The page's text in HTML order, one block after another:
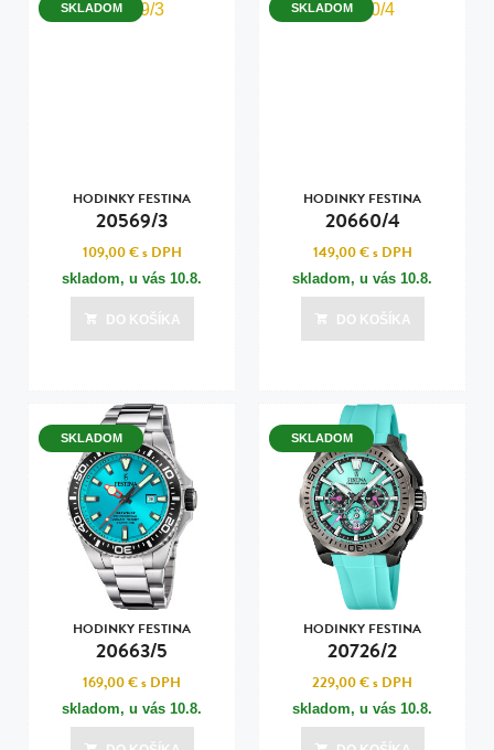
SKLADOM
HODINKY FESTINA
20569/3
109,00 €s DPH
skladom, u vás 10.8.
DO KOŠÍKA
SKLADOM
HODINKY FESTINA
20660/4
149,00 €s DPH
skladom, u vás 10.8.
DO KOŠÍKA
SKLADOM
HODINKY FESTINA
20663/5
169,00 €s DPH
skladom, u vás 10.8.
SKLADOM
HODINKY FESTINA
20726/2
229,00 €s DPH
skladom, u vás 10.8.